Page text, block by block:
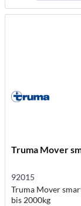
Truma Mover
92015
Truma Mover
bis 2000kg